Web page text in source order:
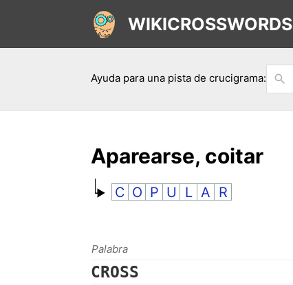
WIKICROSSWORDS
Ayuda para una pista de crucigrama:
Aparearse, coitar
C O P U L A R
Palabra
CROSS